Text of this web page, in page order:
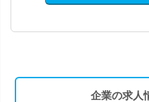
企業の求人